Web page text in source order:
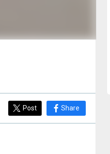
Post Share